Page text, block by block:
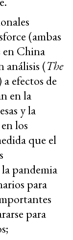
(ambas
en China
análisis (The
a efectos de
en la
y la
los
que el
pandemia
para
para